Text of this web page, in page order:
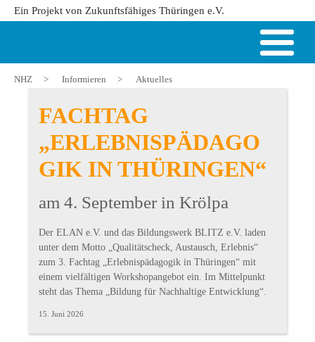
Ein Projekt von Zukunftsfähiges Thüringen e.V.
NHZ > Informieren > Aktuelles
15. Juni 2026
FACHTAG
„ERLEBNISPÄDAGO
GIK IN THÜRINGEN“
am 4. September in Krölpa
Der ELAN e.V. und das Bildungswerk BLITZ e.V. laden
unter dem Motto „Qualitätscheck, Austausch, Erlebnis“
zum 3. Fachtag „Erlebnispädagogik in Thüringen“ mit
einem vielfältigen Workshopangebot ein. Im Mittelpunkt
steht das Thema „Bildung für Nachhaltige Entwicklung“.